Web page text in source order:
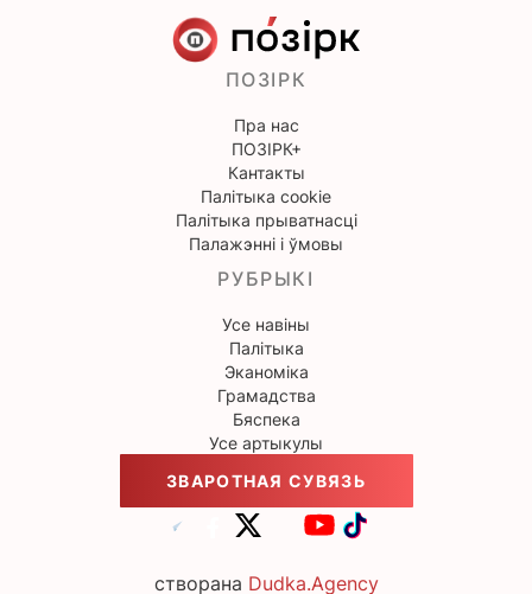
ПОЗІРК
Пра нас
ПОЗІРК+
Кантакты
Палітыка cookie
Палітыка прыватнасці
Палажэнні і ўмовы
РУБРЫКІ
Усе навіны
Палітыка
Эканоміка
Грамадства
Бяспека
Усе артыкулы
ЗВАРОТНАЯ СУВЯЗЬ
створана Dudka.Agency